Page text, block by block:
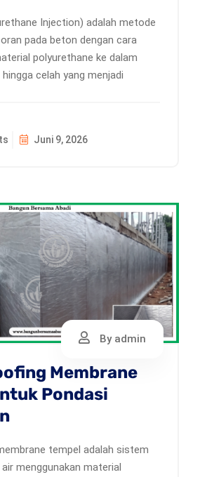
Injection) adalah metode
pada beton dengan cara
polyurethane ke dalam
celah yang menjadi
Juni 9, 2026
By admin
Membrane
Pondasi
tempel adalah sistem
menggunakan material